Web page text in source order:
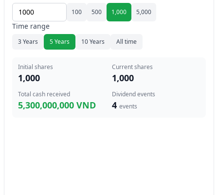
100 500 1,000 5,000
Time range
3 Years 5 Years 10 Years All time
Initial shares
1,000
Current shares
1,000
Total cash received
5,300,000,000 VND
Dividend events
4 events